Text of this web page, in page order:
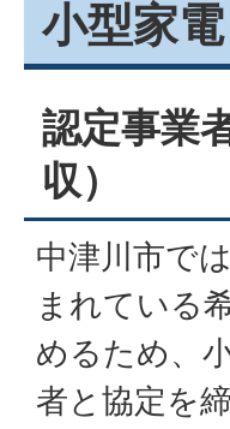
小型家
認定事業
収）
中津川市で
まれている
めるため、
者と協定を